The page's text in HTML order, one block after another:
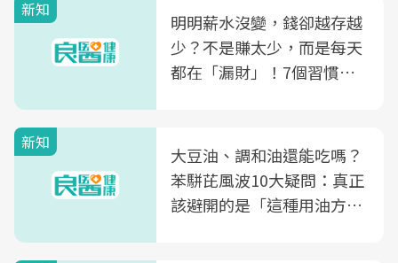
新知
明明薪水沒變，錢卻越存越
少？不是賺太少，而是每天
都在「漏財」！7個習慣一
新知
大豆油、調和油還能吃嗎？
苯駢芘風波10大疑問：真正
該避開的是「這種用油方